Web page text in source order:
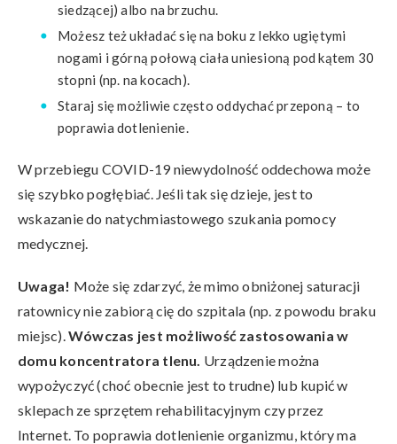
siedzącej) albo na brzuchu.
Możesz też układać się na boku z lekko ugiętymi
nogami i górną połową ciała uniesioną pod kątem 30
stopni (np. na kocach).
Staraj się możliwie często oddychać przeponą – to
poprawia dotlenienie.
W przebiegu COVID-19 niewydolność oddechowa może
się szybko pogłębiać. Jeśli tak się dzieje, jest to
wskazanie do natychmiastowego szukania pomocy
medycznej.
Uwaga! Może się zdarzyć, że mimo obniżonej saturacji
ratownicy nie zabiorą cię do szpitala (np. z powodu braku
miejsc).Wówczas jest możliwość zastosowania w
domu koncentratora tlenu. Urządzenie można
wypożyczyć (choć obecnie jest to trudne) lub kupić w
sklepach ze sprzętem rehabilitacyjnym czy przez
Internet. To poprawia dotlenienie organizmu, który ma